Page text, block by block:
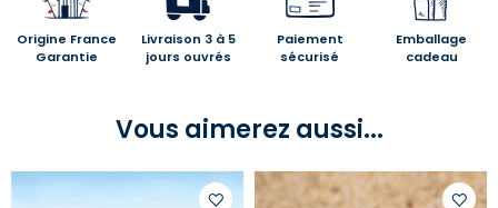
Origine France
Garantie
Livraison 3 à 5
jours ouvrés
Paiement
sécurisé
Emballage
cadeau
Vous aimerez aussi...